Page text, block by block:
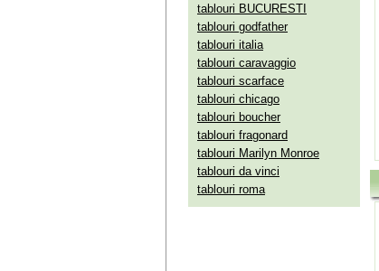
tablouri BUCURESTI
tablouri godfather
tablouri italia
tablouri caravaggio
tablouri scarface
tablouri chicago
tablouri boucher
tablouri fragonard
tablouri Marilyn Monroe
tablouri da vinci
tablouri roma